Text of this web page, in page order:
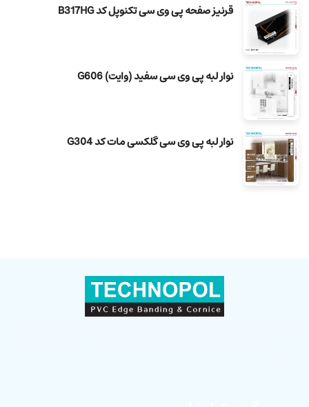
قرنیز صفحه پی وی سی تکنوپل کد B317HG
نوار لبه پی وی سی سفید (وایت) G606
نوار لبه پی وی سی گلکسی مات کد G304